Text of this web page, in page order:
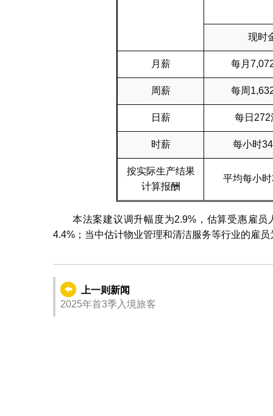
现时
月薪 每月
周薪 每周
日薪 每日272
时薪 每小时
按实际生产结果
计算报酬
平均每小
本法案建议调升幅度为2.9%，估算受惠雇
4.4%；当中估计物业管理和清洁服务等行业的雇
上一则新闻
2025年首3季入境旅客